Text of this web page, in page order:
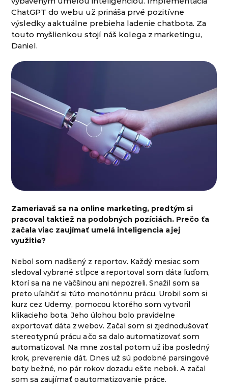
ChatGPT do webu už prináša prvé pozitívne
výsledky a aktuálne prebieha ladenie chatbota. Za
touto myšlienkou stojí náš kolega z marketingu,
Daniel.
Zameriavaš sa na online marketing, predtým si
pracoval taktiež na podobných pozíciách. Prečo ťa
začala viac zaujímať umelá inteligencia a jej
využitie?
Nebol som nadšený z reportov. Každý mesiac som
sledoval vybrané stĺpce a reportoval som dáta ľuďom,
ktorí sa na ne väčšinou ani nepozreli. Snažil som sa
preto uľahčiť si túto monotónnu prácu. Urobil som si
kurz cez Udemy, pomocou ktorého som vytvoril
klikacieho bota. Jeho úlohou bolo pravidelne
exportovať dáta z webov. Začal som si zjednodušovať
stereotypnú prácu a čo sa dalo automatizovať som
automatizoval. Na mne zostal potom už iba posledný
krok, preverenie dát. Dnes už sú podobné parsingové
boty bežné, no pár rokov dozadu ešte neboli. A začal
som sa zaujímať o automatizovanie práce.